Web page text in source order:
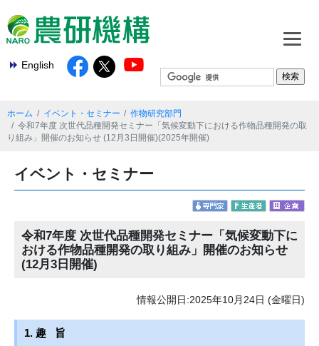
English
ホーム イベント・セミナー
作物研究部門
令和7年度 次世代品種開発セミナー「気候変動下における作物品種開発の取
り組み」開催のお知らせ (12月3日開催)(2025年開催)
イベント・セミナー
令和7年度 次世代品種開発セミナー「気候変動下に
おける作物品種開発の取り組み」開催のお知らせ
(12月3日開催)
情報公開日:2025年10月24日 (金曜日)
1. 趣 旨